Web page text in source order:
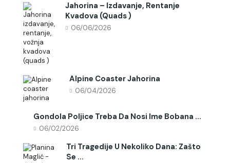
Jahorina – Izdavanje, Rentanje
Kvadova (quads )
06/06/2026
Alpine Coaster Jahorina
06/04/2026
Gondola Poljice Treba Da Nosi Ime Bobana ...
06/02/2026
Tri Tragedije U Nekoliko Dana: Zašto
Se ...